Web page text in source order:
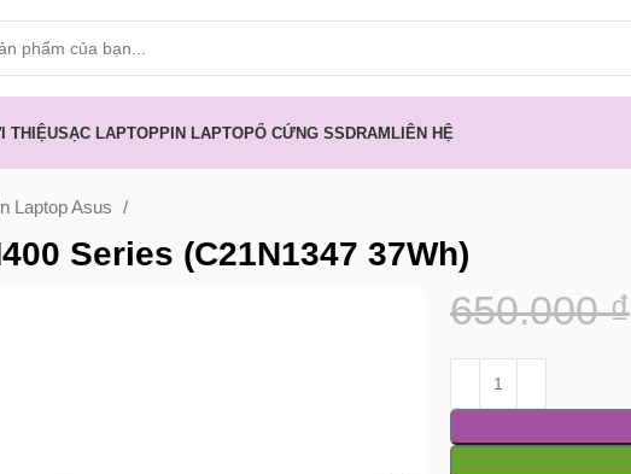
THIỆUSẠC LAPTOPPIN LAPTOPỔ CỨNG SSDRAMLIÊN HỆ
Laptop Asus
Series (C21N1347 37Wh)
650.000₫